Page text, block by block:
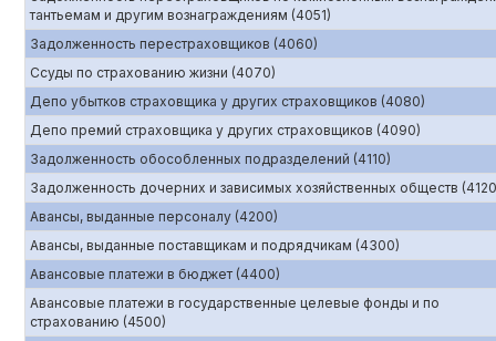
тантьемам и другим вознаграждениям (4051)
Задолженность перестраховщиков (4060)
Ссуды по страхованию жизни (4070)
Депо убытков страховщика у других страховщиков (4080)
Депо премий страховщика у других страховщиков (4090)
Задолженность обособленных подразделений (4110)
Задолженность дочерних и зависимых хозяйственных обществ
Авансы, выданные персоналу (4200)
Авансы, выданные поставщикам и подрядчикам (4300)
Авансовые платежи в бюджет (4400)
Авансовые платежи в государственные целевые фонды и по
страхованию (4500)